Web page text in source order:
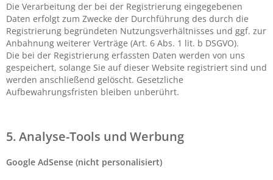
Die Verarbeitung der bei der Registrierung eingegebenen
Daten erfolgt zum Zwecke der Durchführung des durch die
Registrierung begründeten Nutzungsverhältnisses und ggf. zur
Anbahnung weiterer Verträge (Art. 6 Abs. 1 lit. b DSGVO).
Die bei der Registrierung erfassten Daten werden von uns
gespeichert, solange Sie auf dieser Website registriert sind und
werden anschließend gelöscht. Gesetzliche
Aufbewahrungsfristen bleiben unberührt.
5. Analyse-Tools und Werbung
Google AdSense (nicht personalisiert)